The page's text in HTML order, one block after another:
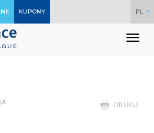
KUPONY PL
DRUKUJ